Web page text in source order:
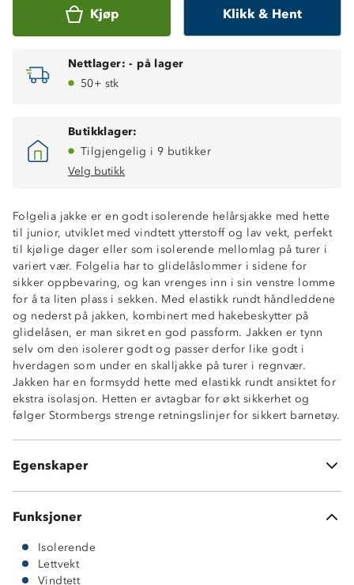
Kjøp Klikk & Hent
Nettlager: - på lager
50+ stk
Butikklager:
Tilgjengelig i 9 butikker
Velg butikk
Folgelia jakke er en godt isolerende helårsjakke med hette
til junior, utviklet med vindtett ytterstoff og lav vekt, perfekt
til kjølige dager eller som isolerende mellomlag på turer i
variert vær. Folgelia har to glidelåslommer i sidene for
sikker oppbevaring, og kan vrenges inn i sin venstre lomme
for å ta liten plass i sekken. Med elastikk rundt håndleddene
og nederst på jakken, kombinert med hakebeskytter på
glidelåsen, er man sikret en god passform. Jakken er tynn
selv om den isolerer godt og passer derfor like godt i
hverdagen som under en skalljakke på turer i regnvær.
Jakken har en formsydd hette med elastikk rundt ansiktet for
ekstra isolasjon. Hetten er avtagbar for økt sikkerhet og
følger Stormbergs strenge retningslinjer for sikkert barnetøy.
Egenskaper
Lettvekt
Isolerende
Vindtett
Packable
Avtagbar hette
2 sidelommer med glidelås
Hakebeskytter på glidelås
OekoTex®-sertifisert
Funksjoner
Isolerende
Lettvekt
Vindtett